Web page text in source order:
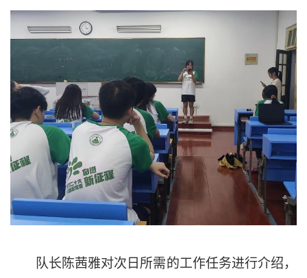
队长陈茜雅对次日所需的工作任务进行介绍，